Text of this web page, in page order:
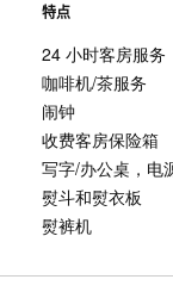
特点
24 小时客房服务
咖啡机/茶服务
闹钟
收费客房保险箱
写字/办公桌，电
熨斗和熨衣板
熨裤机